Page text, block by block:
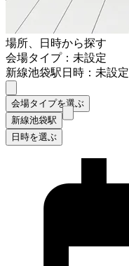
場所、日時から探す
会場タイプ：未設定
新線池袋駅日時：未設定
会場タイプを選ぶ
新線池袋駅
日時を選ぶ